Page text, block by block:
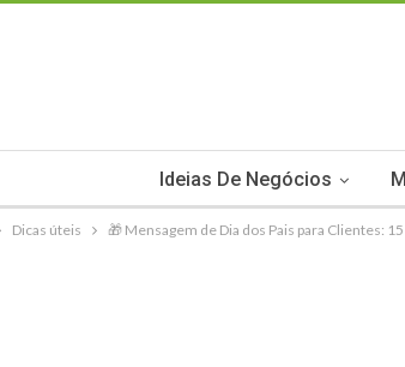
Ideias De Negócios
Dicas úteis 🎁 Mensagem de Dia dos Pais para Clientes: